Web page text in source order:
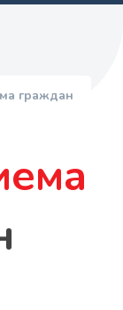
граждан